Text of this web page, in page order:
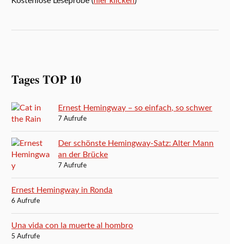
Tages TOP 10
Ernest Hemingway – so einfach, so schwer
7 Aufrufe
Der schönste Hemingway-Satz: Alter Mann
an der Brücke
7 Aufrufe
Ernest Hemingway in Ronda
6 Aufrufe
Una vida con la muerte al hombro
5 Aufrufe